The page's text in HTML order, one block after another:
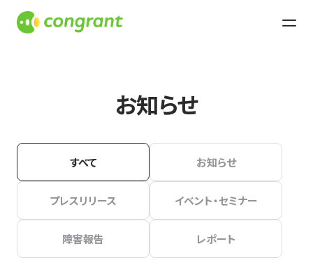
お知らせ
すべて お知らせ
プレスリリース イベント・セミナー
障害報告 レポート